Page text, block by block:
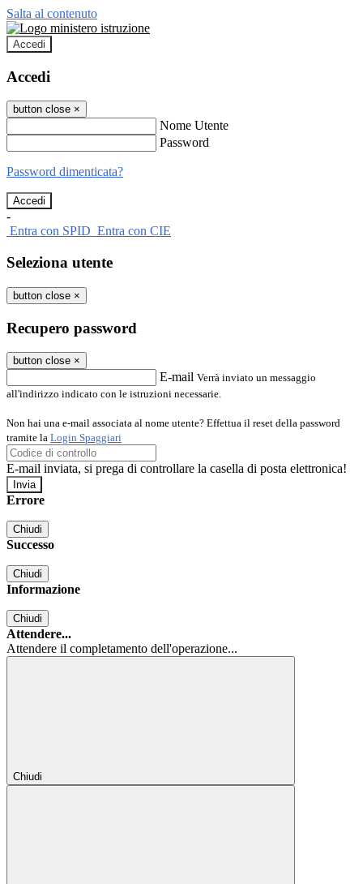
Salta al contenuto
Accedi
Accedi
button close ×
Nome Utente
Password
Password dimenticata?
-
Entra con SPID Entra con CIE
Seleziona utente
button close ×
Recupero password
button close ×
E-mail Verrà inviato un messaggio
all'indirizzo indicato con le istruzioni necessarie.
Non hai una e-mail associata al nome utente? Effettua il reset della password
tramite la Login Spaggiari
E-mail inviata, si prega di controllare la casella di posta elettronica!
Errore
Chiudi
Successo
Chiudi
Informazione
Chiudi
Attendere...
Attendere il completamento dell'operazione...
Chiudi